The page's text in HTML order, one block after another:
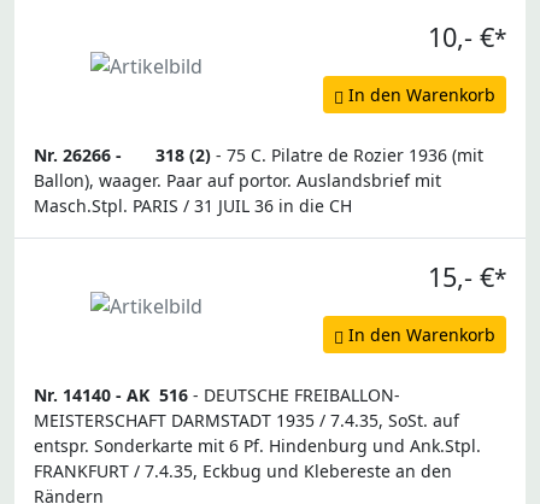
10,- €*
In den Warenkorb
Nr. 26266 - 318 (2) - 75 C. Pilatre de Rozier 1936 (mit
Ballon), waager. Paar auf portor. Auslandsbrief mit
Masch.Stpl. PARIS / 31 JUIL 36 in die CH
15,- €*
In den Warenkorb
Nr. 14140 - AK 516 - DEUTSCHE FREIBALLON-
MEISTERSCHAFT DARMSTADT 1935 / 7.4.35, SoSt. auf
entspr. Sonderkarte mit 6 Pf. Hindenburg und Ank.Stpl.
FRANKFURT / 7.4.35, Eckbug und Klebereste an den
Rändern